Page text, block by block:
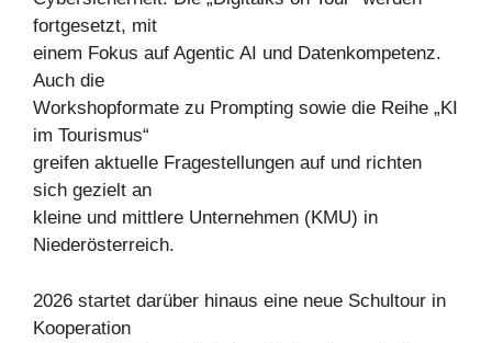
fortgesetzt, mit
einem Fokus auf Agentic AI und Datenkompetenz.
Auch die
Workshopformate zu Prompting sowie die Reihe „KI
im Tourismus“
greifen aktuelle Fragestellungen auf und richten
sich gezielt an
kleine und mittlere Unternehmen (KMU) in
Niederösterreich.
2026 startet darüber hinaus eine neue Schultour in
Kooperation